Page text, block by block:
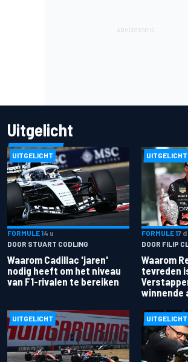
Uitgelicht
UITGELICHT
FORMULE 14 u
DOOR STUART CODLING
Waarom Cadillac 'jaren'
nodig heeft om het niveau
van F1-rivalen te bereiken
UITGELICHT
FORMULE 17 d
DOOR FILIP
Waarom
tevreden
winnende
UITGELICHT UITGELICHT